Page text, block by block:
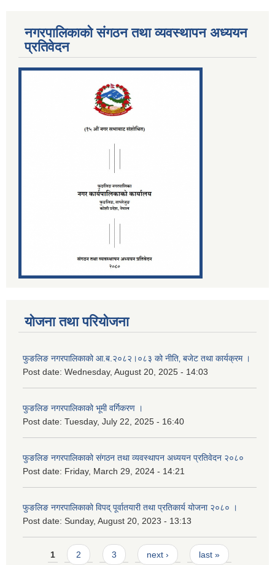
नगरपालिकाको संगठन तथा व्यवस्थापन अध्ययन
प्रतिवेदन
योजना तथा परियोजना
फुङलिङ नगरपालिकाको आ.ब.२०८२।०८३ को नीति‚ बजेट तथा कार्यक्रम ।
Post date: Wednesday, August 20, 2025 - 14:03
फुङलिङ नगरपालिकाको भूमी वर्गिकरण ।
Post date: Tuesday, July 22, 2025 - 16:40
फुङलिङ नगरपालिकाको संगठन तथा व्यवस्थापन अध्ययन प्रतिवेदन २०८०
Post date: Friday, March 29, 2024 - 14:21
फुङलिङ नगरपालिकाको विपद् पूर्वातयारी तथा प्रतिकार्य योजना २०८० ।
Post date: Sunday, August 20, 2023 - 13:13
Pages
1 2 3 next › last »